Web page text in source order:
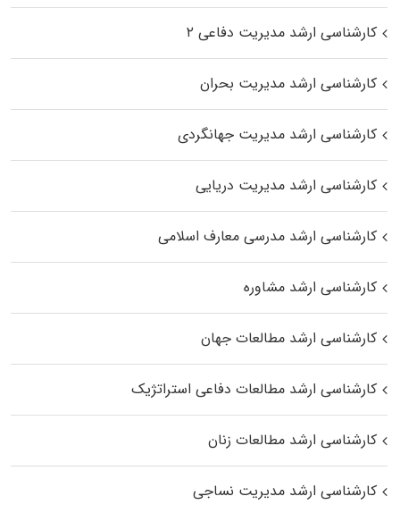
کارشناسی ارشد مدیریت دفاعی ۲
کارشناسی ارشد مدیریت بحران
کارشناسی ارشد مدیریت جهانگردی
کارشناسی ارشد مدیریت دریایی
کارشناسی ارشد مدرسی معارف اسلامی
کارشناسی ارشد مشاوره
کارشناسی ارشد مطالعات جهان
کارشناسی ارشد مطالعات دفاعی استراتژیک
کارشناسی ارشد مطالعات زنان
کارشناسی ارشد مدیریت نساجی